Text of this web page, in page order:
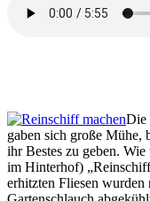
Die
gaben sich große Mühe,
ihr Bestes zu geben.
im Hinterhof)
Reinschiff
erhitzten Fliesen wurden